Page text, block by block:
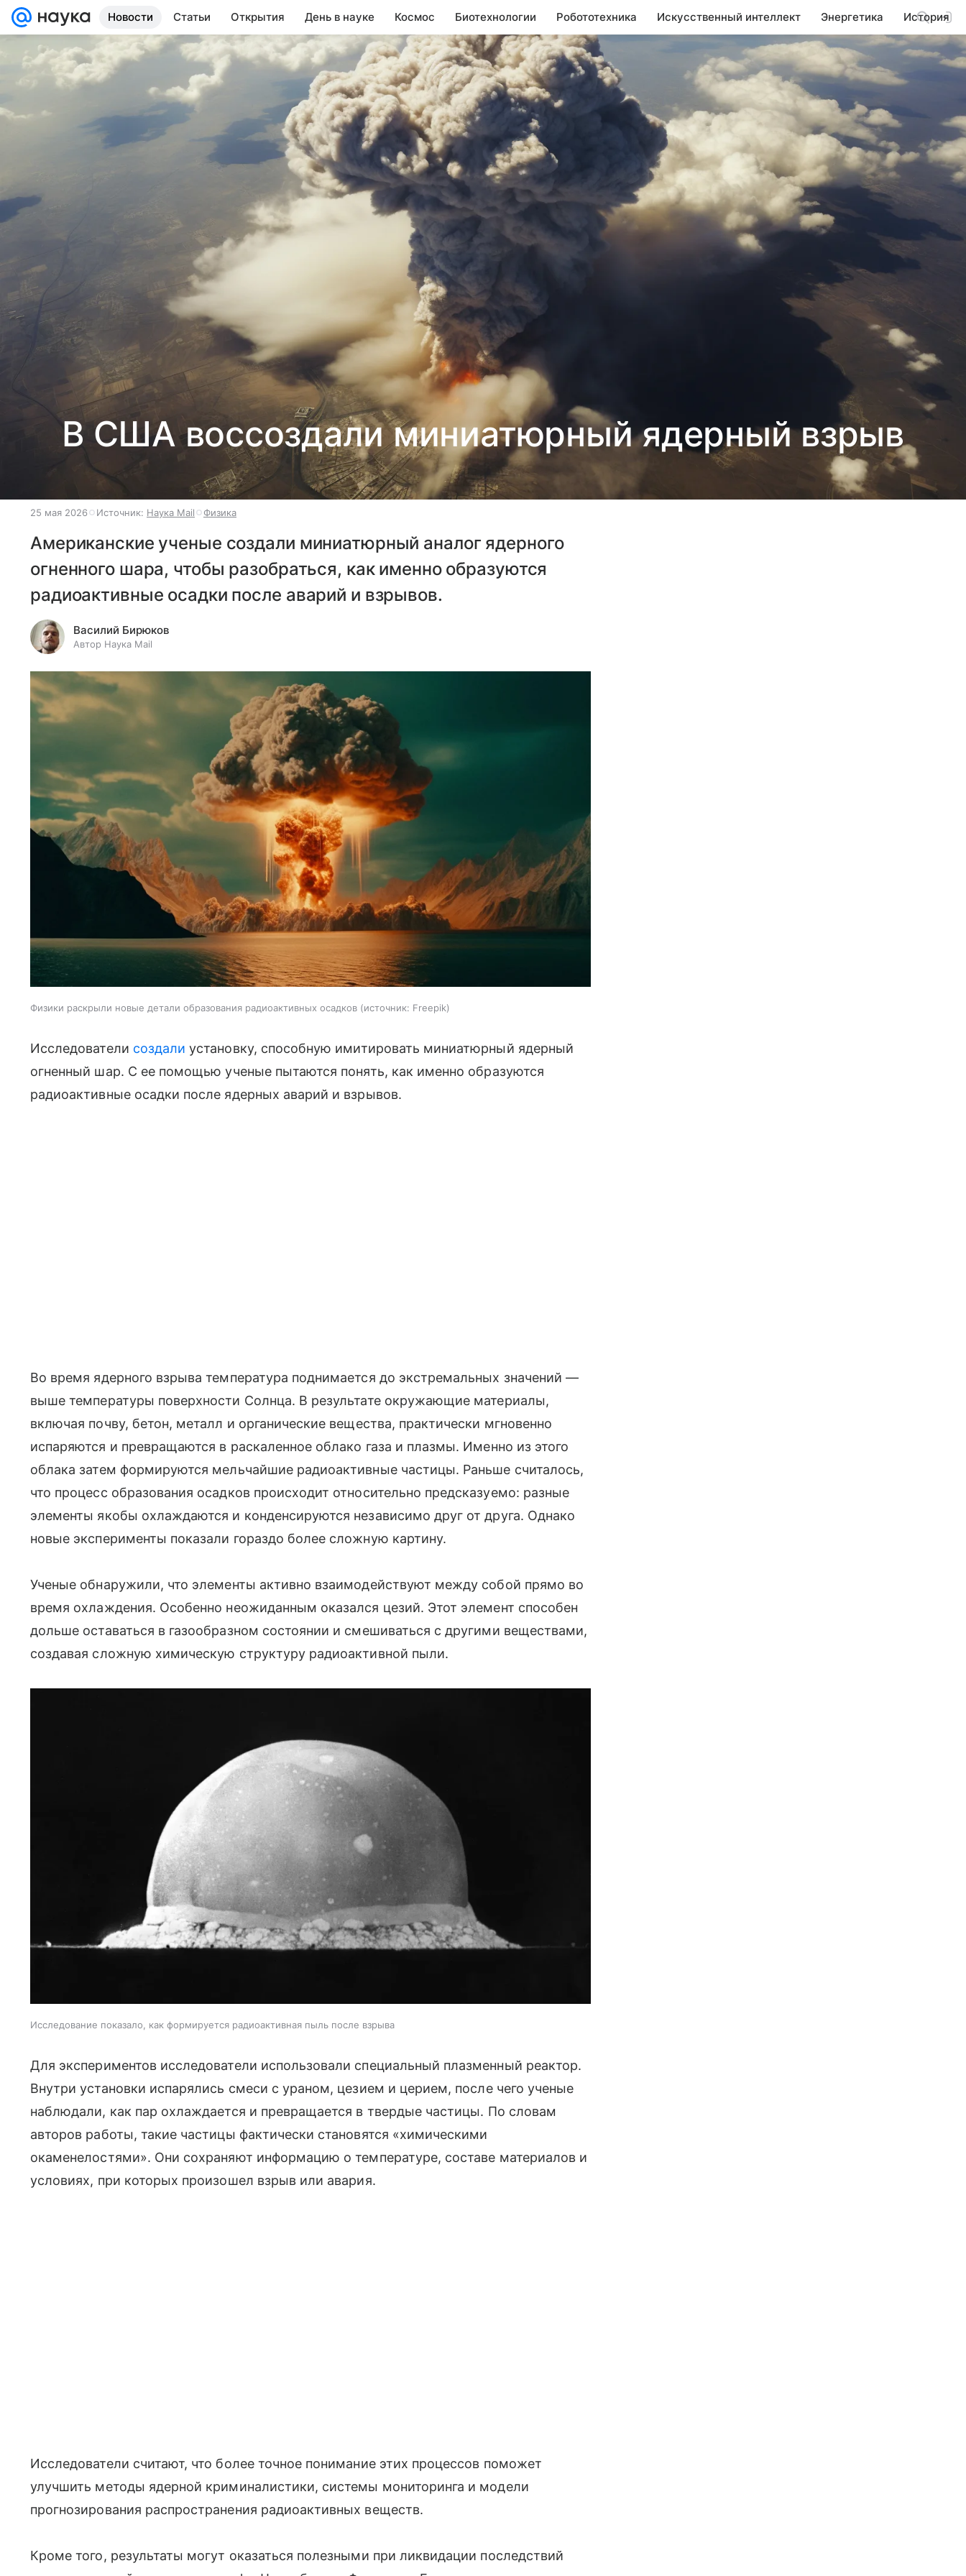
Новости Статьи Открытия День в науке Космос Биотехнологии Робототехника Искусственный интеллект Энергетика История
В США воссоздали миниатюрный ядерный взрыв
25 мая 2026 Источник: Наука Mail Физика
Американские ученые создали миниатюрный аналог ядерного
огненного шара, чтобы разобраться, как именно образуются
радиоактивные осадки после аварий и взрывов.
Василий Бирюков
Автор Наука Mail
Физики раскрыли новые детали образования радиоактивных осадков источник: Freepik
Исследователи создали установку, способную имитировать миниатюрный ядерный
огненный шар. С ее помощью ученые пытаются понять, как именно образуются
радиоактивные осадки после ядерных аварий и взрывов.
Во время ядерного взрыва температура поднимается до экстремальных значений —
выше температуры поверхности Солнца. В результате окружающие материалы,
включая почву, бетон, металл и органические вещества, практически мгновенно
испаряются и превращаются в раскаленное облако газа и плазмы. Именно из этого
облака затем формируются мельчайшие радиоактивные частицы. Раньше считалось,
что процесс образования осадков происходит относительно предсказуемо: разные
элементы якобы охлаждаются и конденсируются независимо друг от друга. Однако
новые эксперименты показали гораздо более сложную картину.
Ученые обнаружили, что элементы активно взаимодействуют между собой прямо во
время охлаждения. Особенно неожиданным оказался цезий. Этот элемент способен
дольше оставаться в газообразном состоянии и смешиваться с другими веществами,
создавая сложную химическую структуру радиоактивной пыли.
Исследование показало, как формируется радиоактивная пыль после взрыва
Для экспериментов исследователи использовали специальный плазменный реактор.
Внутри установки испарялись смеси с ураном, цезием и церием, после чего ученые
наблюдали, как пар охлаждается и превращается в твердые частицы. По словам
авторов работы, такие частицы фактически становятся «химическими
окаменелостями». Они сохраняют информацию о температуре, составе материалов и
условиях, при которых произошел взрыв или авария.
Исследователи считают, что более точное понимание этих процессов поможет
улучшить методы ядерной криминалистики, системы мониторинга и модели
прогнозирования распространения радиоактивных веществ.
Кроме того, результаты могут оказаться полезными при ликвидации последствий